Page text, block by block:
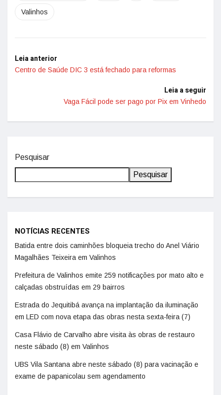
Valinhos
Leia anterior
Centro de Saúde DIC 3 está fechado para reformas
Leia a seguir
Vaga Fácil pode ser pago por Pix em Vinhedo
Pesquisar
Pesquisar
NOTÍCIAS RECENTES
Batida entre dois caminhões bloqueia trecho do Anel Viário
Magalhães Teixeira em Valinhos
Prefeitura de Valinhos emite 259 notificações por mato alto e
calçadas obstruídas em 29 bairros
Estrada do Jequitibá avança na implantação da iluminação
em LED com nova etapa das obras nesta sexta-feira (7)
Casa Flávio de Carvalho abre visita às obras de restauro
neste sábado (8) em Valinhos
UBS Vila Santana abre neste sábado (8) para vacinação e
exame de papanicolau sem agendamento